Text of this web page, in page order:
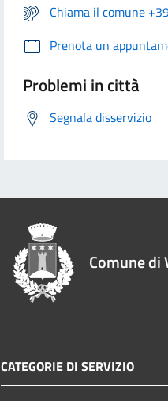
Chiama il comune
Prenota un
Problemi in città
Segnala disservizio
Comune di
CATEGORIE DI SERVIZIO